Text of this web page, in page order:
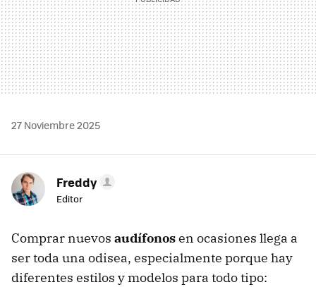
27 Noviembre 2025
Freddy
Editor
Comprar nuevos audífonosen ocasiones llega a
ser toda una odisea, especialmente porque hay
diferentes estilos y modelos para todo tipo: